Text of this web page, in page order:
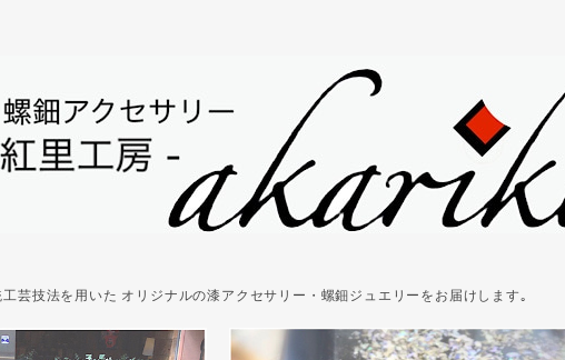
芸技法を用いた オリジナルの漆アクセサリー・螺鈿ジュエリーをお届けします｡